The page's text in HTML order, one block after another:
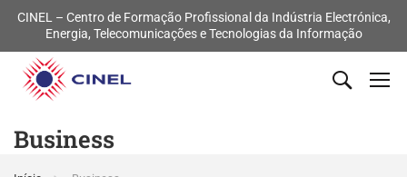
CINEL – Centro de Formação Profissional da Indústria Electrónica,
Energia, Telecomunicações e Tecnologias da Informação
Business